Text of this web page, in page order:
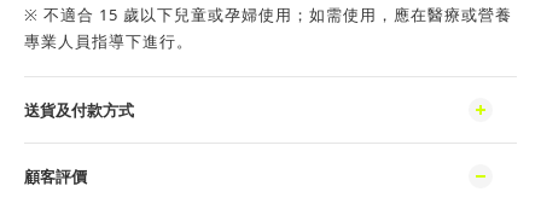
※ 不適合 15 歲以下兒童或孕婦使用；如需使用，應在醫療或營養
專業人員指導下進行。
送貨及付款方式
顧客評價